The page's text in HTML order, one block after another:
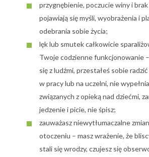
przygnębienie, poczucie winy i
pojawiają się myśli, wyobrażenia i
odebrania sobie życia;
lęk lub smutek całkowicie
Twoje codzienne funkcjonowanie
się z ludźmi, przestałeś sobie
w pracy lub na uczelni, nie
związanych z opieką nad dziećmi,
jedzenie i picie, nie śpisz;
zauważasz niewytłumaczalne
otoczeniu – masz wrażenie, że
stali się wrodzy, czujesz się